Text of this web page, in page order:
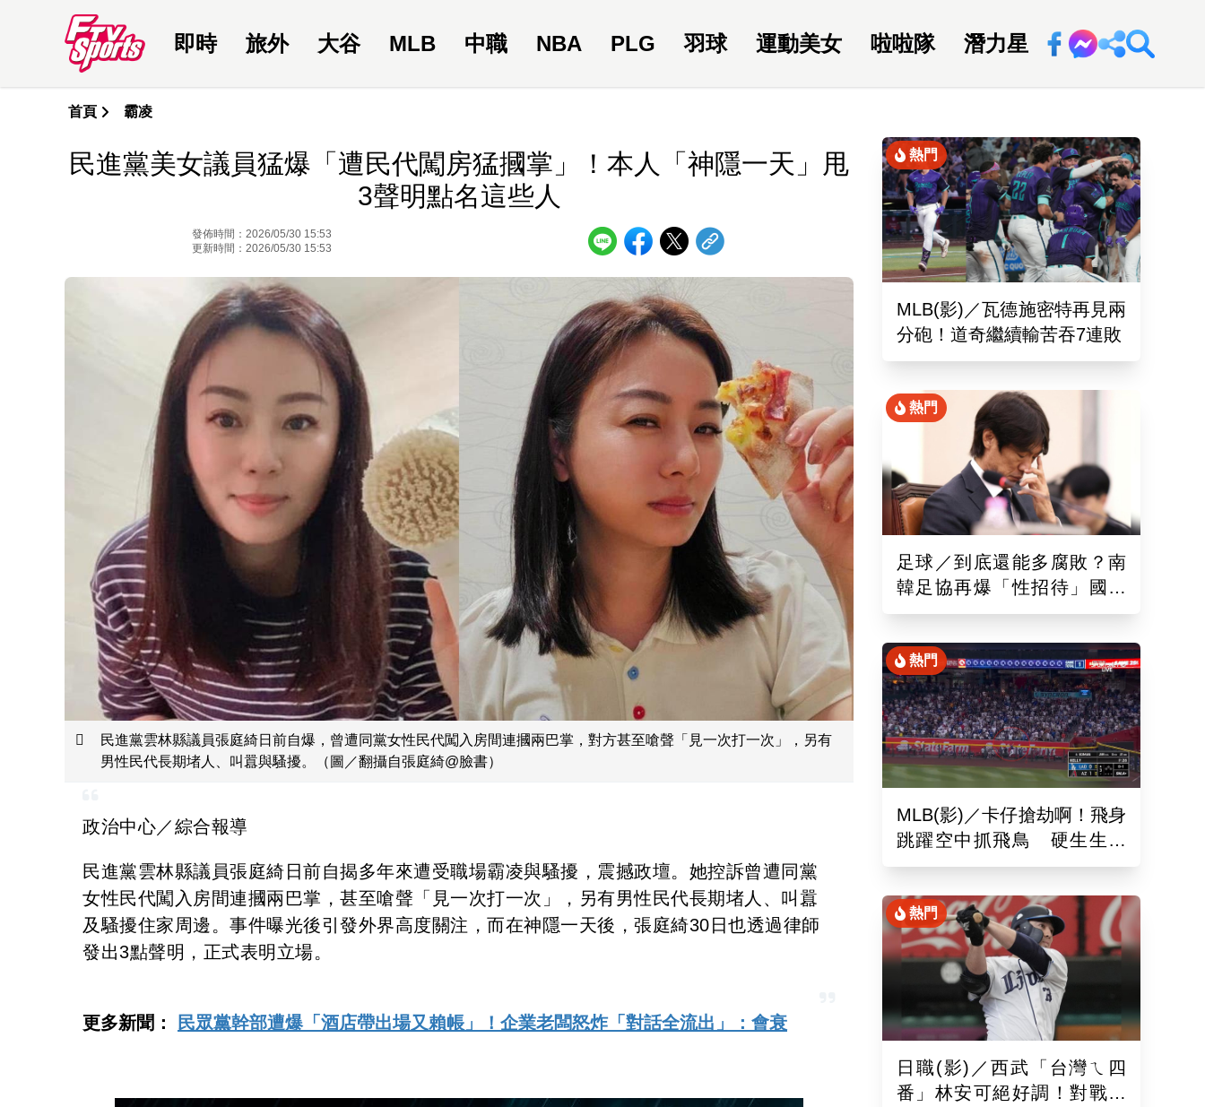
即時 旅外 大谷 MLB 中職 NBA PLG 羽球 運動美女 啦啦隊 潛力星 回新聞網
首頁 霸凌
民進黨美女議員猛爆「遭民代闖房猛摑掌」！本人「神隱一天」甩
3聲明點名這些人
發佈時間：2026/05/30 15:53
更新時間：2026/05/30 15:53
民進黨雲林縣議員張庭綺日前自爆，曾遭同黨女性民代闖入房間連摑兩巴掌，對方甚至嗆聲「見一次打一次」，另有
男性民代長期堵人、叫囂與騷擾。（圖／翻攝自張庭綺@臉書）
政治中心／綜合報導
民進黨雲林縣議員張庭綺日前自揭多年來遭受職場霸凌與騷擾，震撼政壇。她控訴曾遭同黨
女性民代闖入房間連摑兩巴掌，甚至嗆聲「見一次打一次」，另有男性民代長期堵人、叫囂
及騷擾住家周邊。事件曝光後引發外界高度關注，而在神隱一天後，張庭綺30日也透過律師
發出3點聲明，正式表明立場。
更多新聞： 民眾黨幹部遭爆「酒店帶出場又賴帳」！企業老闆怒炸「對話全流出」：會衰
熱門
MLB(影)／瓦德施密特再見兩
分砲！道奇繼續輸苦吞7連敗
熱門
足球／到底還能多腐敗？南
韓足協再爆「性招待」國際
裁判！外媒痛批：丟臉丟到
熱門
MLB(影)／卡仔搶劫啊！飛身
跳躍空中抓飛鳥 硬生生沒
收艾德曼追平砲
熱門
日職(影)／西武「台灣ㄟ四
番」林安可絕好調！對戰軟